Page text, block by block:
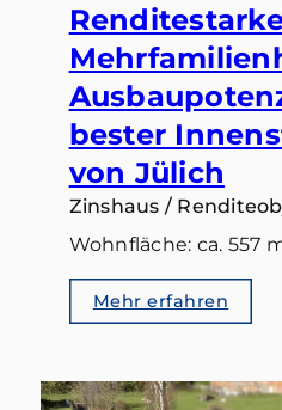
bester
von Jülich
Zinshaus /
Wohnfläche: ca. 557
Mehr erfahren